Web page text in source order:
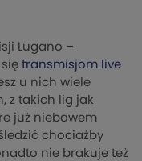
Lugano –
transmisjom live
u nich wiele
z takich lig jak
już niebawem
chociażby
nie brakuje też